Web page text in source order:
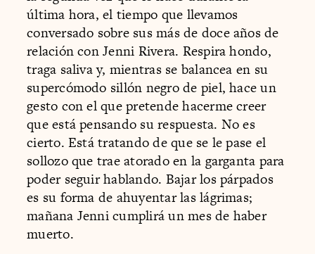
última hora, el tiempo que llevamos
conversado sobre sus más de doce años de
relación con Jenni Rivera. Respira hondo,
traga saliva y, mientras se balancea en su
supercómodo sillón negro de piel, hace un
gesto con el que pretende hacerme creer
que está pensando su respuesta. No es
cierto. Está tratando de que se le pase el
sollozo que trae atorado en la garganta para
poder seguir hablando. Bajar los párpados
es su forma de ahuyentar las lágrimas;
mañana Jenni cumplirá un mes de haber
muerto.